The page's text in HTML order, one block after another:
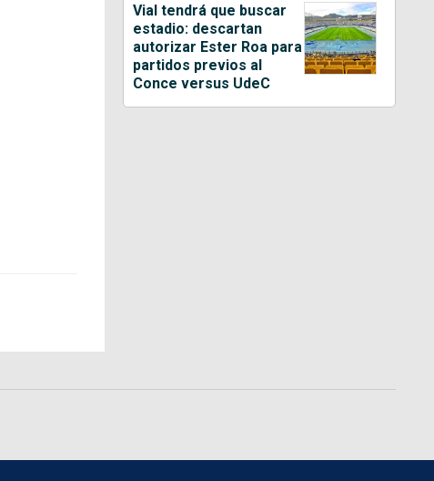
Vial tendrá que buscar
estadio: descartan
autorizar Ester Roa para
partidos previos al
Conce versus UdeC